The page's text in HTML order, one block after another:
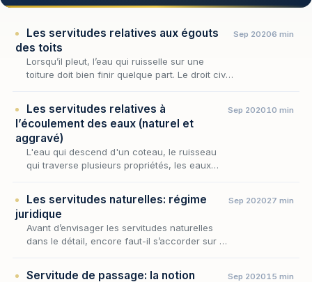
Les servitudes relatives aux égouts
des toits
Lorsqu’il pleut, l’eau qui ruisselle sur une
toiture doit bien finir quelque part. Le droit civil
Sep 20206 min
Les servitudes relatives à
l’écoulement des eaux (naturel et
aggravé)
L'eau qui descend d'un coteau, le ruisseau
qui traverse plusieurs propriétés, les eaux
i…
Sep 202010 min
Les servitudes naturelles: régime
juridique
Avant d’envisager les servitudes naturelles
dans le détail, encore faut-il s’accorder sur la
Sep 202027 min
Servitude de passage: la notion
Sep 202015 min